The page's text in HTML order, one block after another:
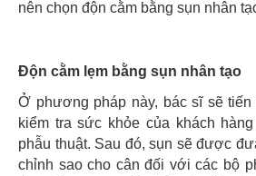
nên chọn độn cằm bằng sụn nhân
Độn cằm lẹm bằng sụn nhân tạo
Ở phương pháp này, bác sĩ sẽ tiến
kiểm tra sức khỏe của khách
phẫu thuật. Sau đó, sụn sẽ được
chỉnh sao cho cân đối với các bộ